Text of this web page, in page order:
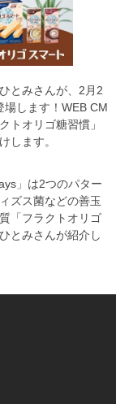
とみさんが、2月2
場します！WEB CM
トオリゴ糖習慣」
します。
」は2つのパター
ズス菌などの善玉
「フラクトオリゴ
とみさんが紹介し